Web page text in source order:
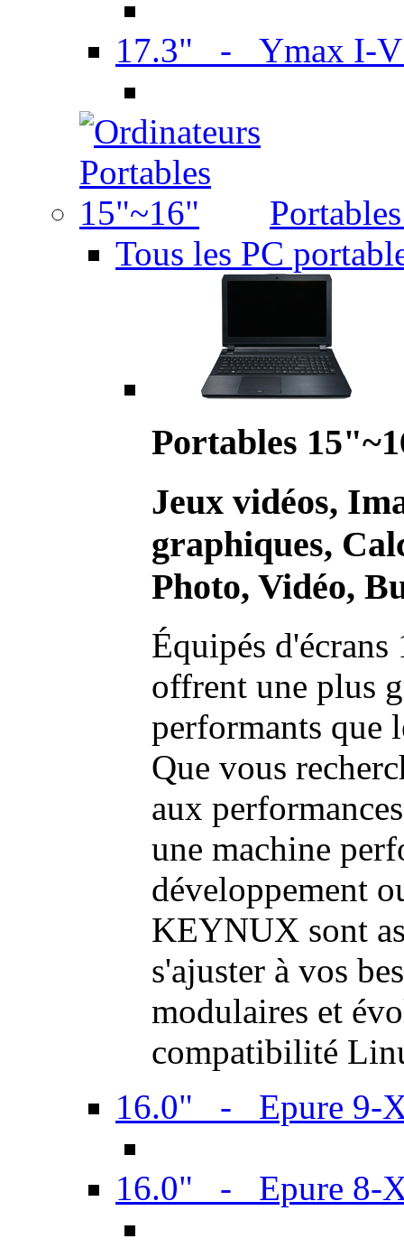
17.3" - Ymax I-
Tous les PC
Portables
Jeux vidéos,
graphiques,
Photo, Vidéo,
Équipés
offrent une plus
performants que
Que vous
aux
une machine
développement
KEYNUX sont
s'ajuster à vos
modulaires et
compatibilité
16.0" - Epure 9-
16.0" - Epure 8-